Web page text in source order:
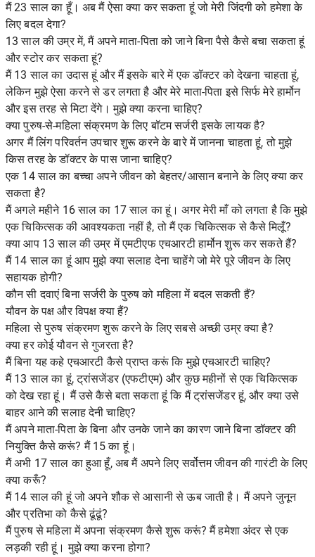
मैं 23 साल का हूँ। अब मैं ऐसा क्या कर सकता हूं जो मेरी जिंदगी को हमेशा के
लिए बदल देगा?
13 साल की उम्र में, मैं अपने माता-पिता को जाने बिना पैसे कैसे बचा सकता हूं
और स्टोर कर सकता हूं?
मैं 13 साल का उदास हूं और मैं इसके बारे में एक डॉक्टर को देखना चाहता हूं,
लेकिन मुझे ऐसा करने से डर लगता है और मेरे माता-पिता इसे सिर्फ मेरे हार्मोन
और इस तरह से मिटा देंगे। मुझे क्या करना चाहिए?
क्या पुरुष-से-महिला संक्रमण के लिए बॉटम सर्जरी इसके लायक है?
अगर मैं लिंग परिवर्तन उपचार शुरू करने के बारे में जानना चाहता हूं, तो मुझे
किस तरह के डॉक्टर के पास जाना चाहिए?
एक 14 साल का बच्चा अपने जीवन को बेहतर/आसान बनाने के लिए क्या कर
सकता है?
मैं अगले महीने 16 साल का 17 साल का हूं। अगर मेरी माँ को लगता है कि मुझे
एक चिकित्सक की आवश्यकता नहीं है, तो मैं एक चिकित्सक से कैसे मिलूँ?
क्या आप 13 साल की उम्र में एमटीएफ एचआरटी हार्मोन शुरू कर सकते हैं?
मैं 14 साल का हूं आप मुझे क्या सलाह देना चाहेंगे जो मेरे पूरे जीवन के लिए
सहायक होगी?
कौन सी दवाएं बिना सर्जरी के पुरुष को महिला में बदल सकती हैं?
यौवन के पक्ष और विपक्ष क्या हैं?
महिला से पुरुष संक्रमण शुरू करने के लिए सबसे अच्छी उम्र क्या है?
क्या हर कोई यौवन से गुजरता है?
मैं बिना यह कहे एचआरटी कैसे प्राप्त करूं कि मुझे एचआरटी चाहिए?
मैं 13 साल का हूं, ट्रांसजेंडर (एफटीएम) और कुछ महीनों से एक चिकित्सक
को देख रहा हूं। मैं उसे कैसे बता सकता हूं कि मैं ट्रांसजेंडर हूं, और क्या उसे
बाहर आने की सलाह देनी चाहिए?
मैं अपने माता-पिता के बिना और उनके जाने का कारण जाने बिना डॉक्टर की
नियुक्ति कैसे करूं? मैं 15 का हूं।
मैं अभी 17 साल का हुआ हूँ, अब मैं अपने लिए सर्वोत्तम जीवन की गारंटी के लिए
क्या करूँ?
मैं 14 साल की हूं जो अपने शौक से आसानी से ऊब जाती है। मैं अपने जुनून
और प्रतिभा को कैसे ढूंढूं?
मैं पुरुष से महिला में अपना संक्रमण कैसे शुरू करूं? मैं हमेशा अंदर से एक
लड़की रही हूं। मुझे क्या करना होगा?